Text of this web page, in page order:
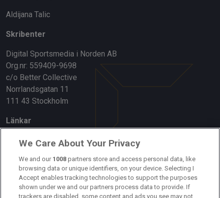
Aldijana Talic
Skribenter
Digital Sportsmedia i Norden AB
Org.nr: 559409-9698
c/o Better Collective
Norrlandsgatan 11
111 43 Stockholm
Länkar
Om oss
Kontakta oss
Kundtjänst
We Care About Your Privacy
We and our 1008 partners store and access personal data, like
browsing data or unique identifiers, on your device. Selecting I
Accept enables tracking technologies to support the purposes
shown under we and our partners process data to provide. If
trackers are disabled, some content and ads you see may not